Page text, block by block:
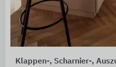
Klappen-, Scharnier-,